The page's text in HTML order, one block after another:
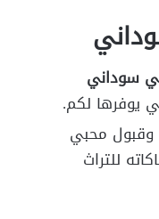
سوداني
يوفرها لكم.
وقبول محبي
للتراث